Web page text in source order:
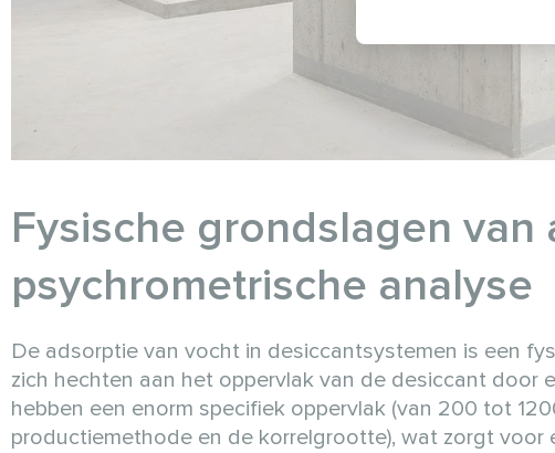
Fysische grondslagen
psychrometrische analyse
De adsorptie van vocht in desiccantsystemen is een
zich hechten aan het oppervlak van de desiccant door
hebben een enorm specifiek oppervlak (van 200 tot
productiemethode en de korrelgrootte), wat zorgt voor